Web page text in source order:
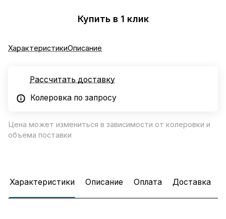
Купить в 1 клик
ХарактеристикиОписание
Рассчитать доставку
Колеровка по запросу
Цена может измениться в зависимости от колеровки и
объема поставки
Характеристики Описание Оплата Доставка